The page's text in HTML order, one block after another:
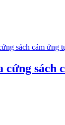
sách